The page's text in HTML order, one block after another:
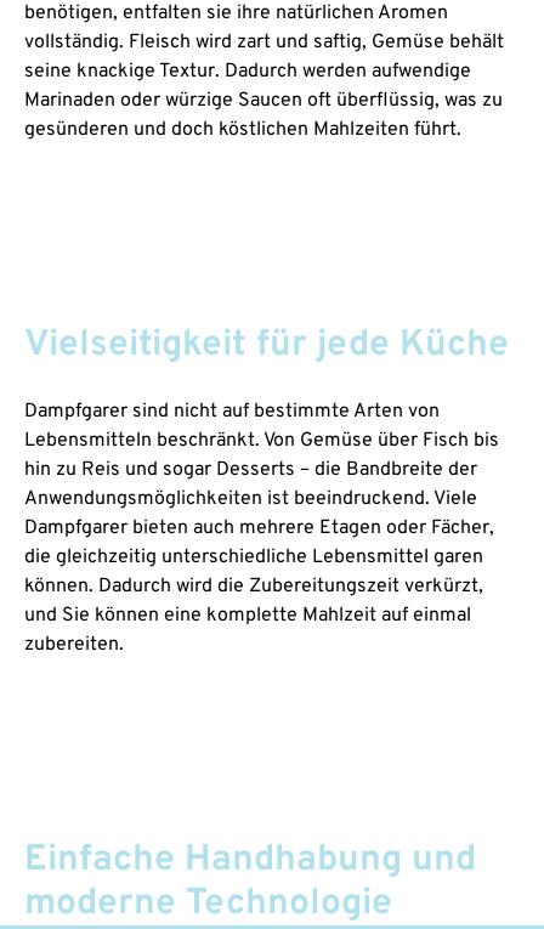
benötigen, entfalten sie ihre natürlichen Aromen
vollständig. Fleisch wird zart und saftig, Gemüse behält
seine knackige Textur. Dadurch werden aufwendige
Marinaden oder würzige Saucen oft überflüssig, was zu
gesünderen und doch köstlichen Mahlzeiten führt.
Vielseitigkeit für jede Küche
Dampfgarer sind nicht auf bestimmte Arten von
Lebensmitteln beschränkt. Von Gemüse über Fisch bis
hin zu Reis und sogar Desserts – die Bandbreite der
Anwendungsmöglichkeiten ist beeindruckend. Viele
Dampfgarer bieten auch mehrere Etagen oder Fächer,
die gleichzeitig unterschiedliche Lebensmittel garen
können. Dadurch wird die Zubereitungszeit verkürzt,
und Sie können eine komplette Mahlzeit auf einmal
zubereiten.
Einfache Handhabung und
moderne Technologie